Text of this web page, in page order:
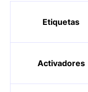
Etiquetas
Activadores